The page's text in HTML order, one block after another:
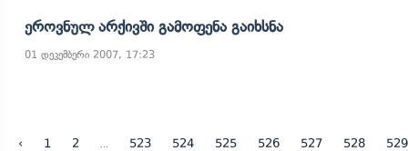
Ეროვნულ Არქივში Გამოფენა Გაიხსნა
01 დეკემბერი 2007, 17:23
‹ 1 2 523 524 525 526 527 528 529